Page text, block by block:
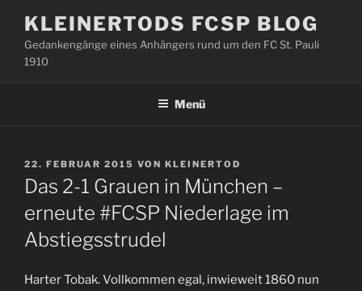
Inhalt
springen
KLEINERTODS FCSP BLOG
Gedankengänge eines Anhängers rund um den FC St. Pauli
1910
Menü
VERÖFFENTLICHT
AM
22. FEBRUAR 2015 VON KLEINERTOD
Das 2-1 Grauen in München –
erneute #FCSP Niederlage im
Abstiegsstrudel
Harter Tobak. Vollkommen egal, inwieweit 1860 nun